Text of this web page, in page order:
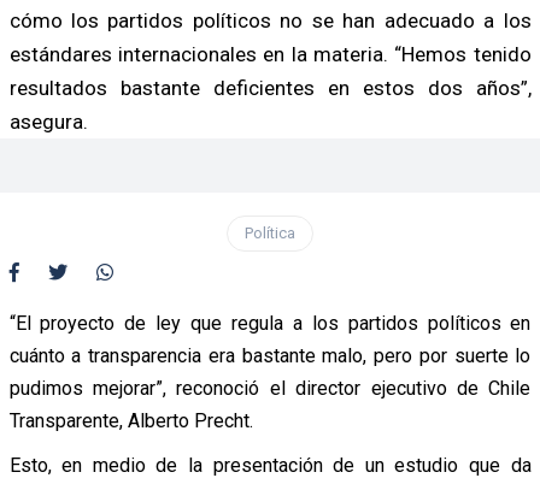
cómo los partidos políticos no se han adecuado a los
estándares internacionales en la materia. “Hemos tenido
resultados bastante deficientes en estos dos años”,
asegura.
Política
“El proyecto de ley que regula a los partidos políticos en
cuánto a transparencia era bastante malo, pero por suerte lo
pudimos mejorar”, reconoció el director ejecutivo de Chile
Transparente, Alberto Precht.
Esto, en medio de la presentación de un estudio que da